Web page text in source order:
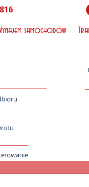
samochodów